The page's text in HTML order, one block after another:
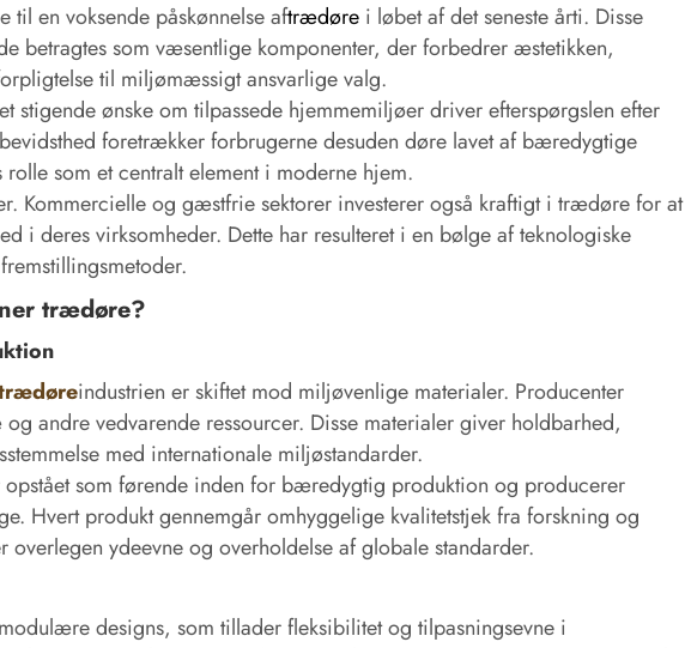
en voksende påskønnelse aftrædøre i løbet af det seneste årti. Disse
betragtes som væsentlige komponenter, der forbedrer æstetikken,
til miljømæssigt ansvarlige valg.
stigende ønske om tilpassede hjemmemiljøer driver efterspørgslen efter
foretrækker forbrugerne desuden døre lavet af bæredygtige
som et centralt element i moderne hjem.
Kommercielle og gæstfrie sektorer investerer også kraftigt i trædøre for at
i deres virksomheder. Dette har resulteret i en bølge af teknologiske
trædøre?
industrien er skiftet mod miljøvenlige materialer. Producenter
andre vedvarende ressourcer. Disse materialer giver holdbarhed,
med internationale miljøstandarder.
som førende inden for bæredygtig produktion og producerer
Hvert produkt gennemgår omhyggelige kvalitetstjek fra forskning og
ydeevne og overholdelse af globale standarder.
designs, som tillader fleksibilitet og tilpasningsevne i